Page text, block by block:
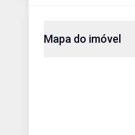
Mapa do imóvel